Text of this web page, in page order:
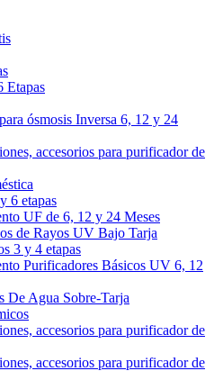
Etapas
ósmosis Inversa 6, 12 y 24
accesorios para purificador de
6 etapas
UF de 6, 12 y 24 Meses
de Rayos UV Bajo Tarja
3 y 4 etapas
Purificadores Básicos UV 6, 12
De Agua Sobre-Tarja
accesorios para purificador de
accesorios para purificador de